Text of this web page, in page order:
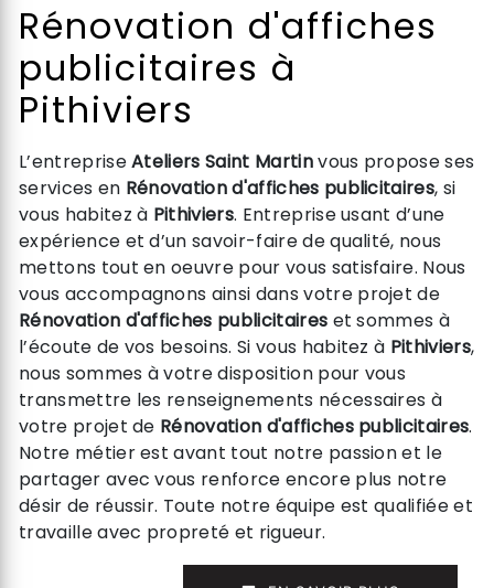
Rénovation d'affiches
publicitaires à
Pithiviers
L’entrepriseAteliers Saint Martinvous propose ses
services en Rénovation d'affiches publicitaires, si
vous habitez à Pithiviers. Entreprise usant d’une
expérience et d’un savoir-faire de qualité, nous
mettons tout en oeuvre pour vous satisfaire. Nous
vous accompagnons ainsi dans votre projet de
Rénovation d'affiches publicitaires et sommes à
l’écoute de vos besoins. Si vous habitez à Pithiviers,
nous sommes à votre disposition pour vous
transmettre les renseignements nécessaires à
votre projet de Rénovation d'affiches publicitaires.
Notre métier est avant tout notre passion et le
partager avec vous renforce encore plus notre
désir de réussir. Toute notre équipe est qualifiée et
travaille avec propreté et rigueur.